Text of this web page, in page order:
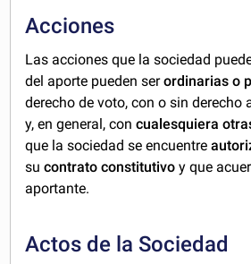
Acciones
Las acciones que la sociedad
del aporte pueden serordinarias o
derecho de voto, con o sin derecho
y, en general, concualesquiera
que la sociedad se encuentre
sucontrato constitutivo y que
aportante.
Actos de la Sociedad